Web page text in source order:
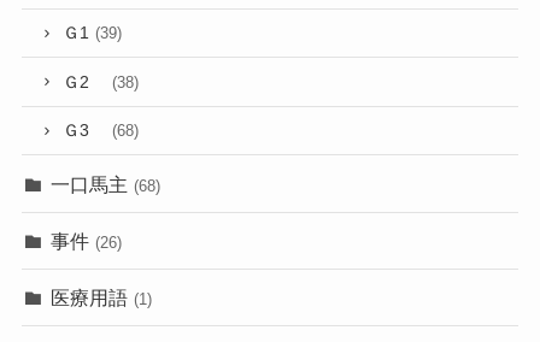
Ｇ1 (39)
Ｇ2 (38)
Ｇ3 (68)
一口馬主 (68)
事件 (26)
医療用語 (1)